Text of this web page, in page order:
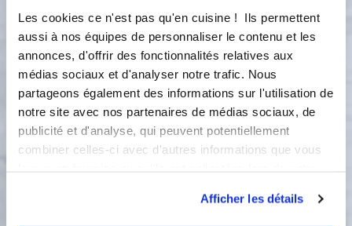
Les cookies ce n'est pas qu'en cuisine ! Ils permettent
aussi à nos équipes de personnaliser le contenu et les
annonces, d'offrir des fonctionnalités relatives aux
médias sociaux et d'analyser notre trafic. Nous
partageons également des informations sur l'utilisation de
notre site avec nos partenaires de médias sociaux, de
publicité et d'analyse, qui peuvent potentiellement
combiner celles-ci avec d'autres informations que vous
Afficher les détails
43
Accessoire(s) :
3min 6
Bon appétit !